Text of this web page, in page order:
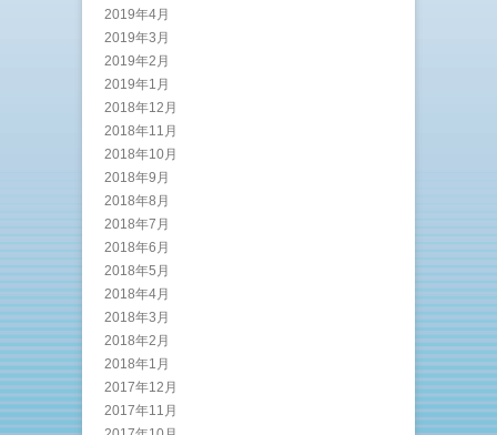
2019年4月
2019年3月
2019年2月
2019年1月
2018年12月
2018年11月
2018年10月
2018年9月
2018年8月
2018年7月
2018年6月
2018年5月
2018年4月
2018年3月
2018年2月
2018年1月
2017年12月
2017年11月